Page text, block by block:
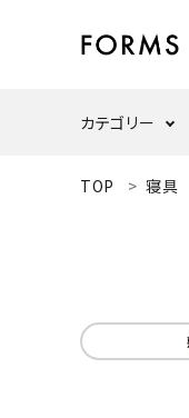
カテゴリー
イン
ACCOUNT MENU
TOP 寝具